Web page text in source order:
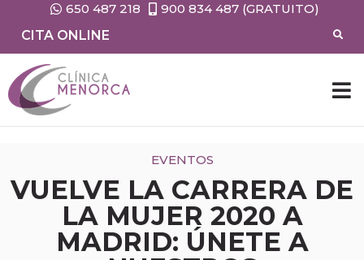
650 487 218
900 834 487 (GRATUITO)
CITA ONLINE
EVENTOS
VUELVE LA CARRERA DE
LA MUJER 2020 A
MADRID: ÚNETE A